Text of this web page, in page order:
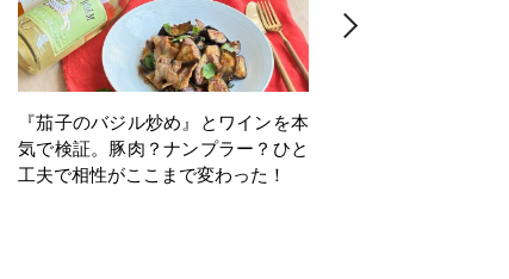
『茄子のバジル炒め』とワインを本
気で検証。豚肉？ナンプラー？ひと
工夫で相性がここまで変わった！